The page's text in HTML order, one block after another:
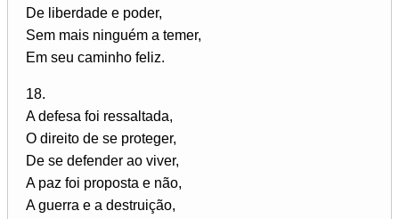
De liberdade e poder,
Sem mais ninguém a temer,
Em seu caminho feliz.
18.
A defesa foi ressaltada,
O direito de se proteger,
De se defender ao viver,
A paz foi proposta e não,
A guerra e a destruição,